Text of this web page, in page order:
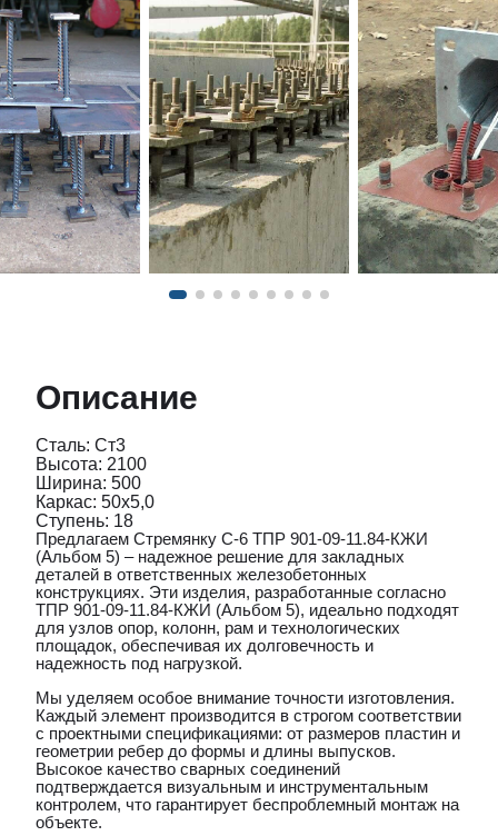
Описание
Сталь: Ст3
Высота: 2100
Ширина: 500
Каркас: 50х5,0
Ступень: 18
Предлагаем Стремянку С-6 ТПР 901-09-11.84-КЖИ
(Альбом 5) – надежное решение для закладных
деталей в ответственных железобетонных
конструкциях. Эти изделия, разработанные согласно
ТПР 901-09-11.84-КЖИ (Альбом 5), идеально подходят
для узлов опор, колонн, рам и технологических
площадок, обеспечивая их долговечность и
надежность под нагрузкой.
Мы уделяем особое внимание точности изготовления.
Каждый элемент производится в строгом соответствии
с проектными спецификациями: от размеров пластин и
геометрии ребер до формы и длины выпусков.
Высокое качество сварных соединений
подтверждается визуальным и инструментальным
контролем, что гарантирует беспроблемный монтаж на
объекте.